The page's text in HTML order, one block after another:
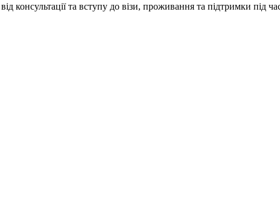
та вступу до візи, проживання та підтримки під